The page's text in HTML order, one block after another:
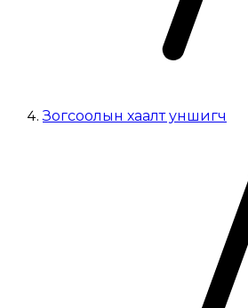
Зогсоолын хаалт уншигч